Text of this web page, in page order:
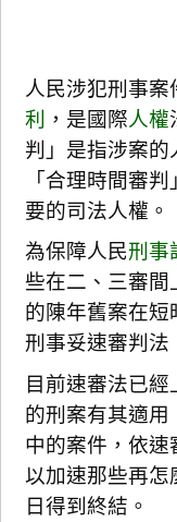
人民涉犯刑事
利 ，是國際人權
判」是指涉案
「合理時間審
要的司法人權。
為保障人民刑事
些在二、三審
的陳年舊案在
刑事妥速審判法
目前速審法已
的刑案有其適
中的案件，依速
以加速那些再
日得到終結。